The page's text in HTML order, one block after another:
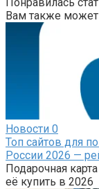
Вам также может
Новости 0
Топ сайтов для
России 2026 —
Подарочная
её купить в 2026